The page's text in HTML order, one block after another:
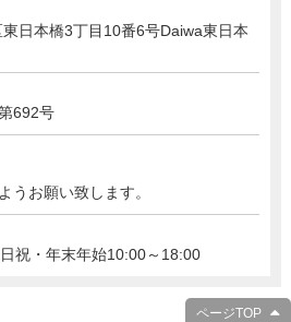
日本橋3丁目10番6号Daiwa東日本
692号
うお願い致します。
祝・年末年始10:00～18:00
ページTOP